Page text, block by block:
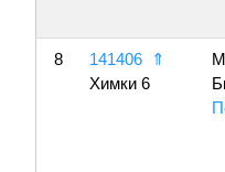
8 141406
⇑
Химки 6